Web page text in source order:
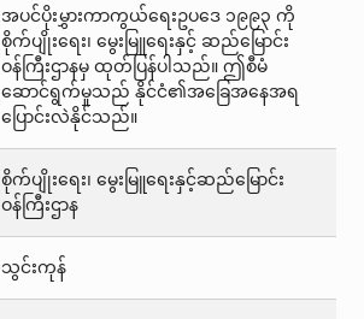
အပင်ပိုးမွှားကာကွယ်ရေးဥပဒေ ၁၉၉၃ ကို
စိုက်ပျိုးရေး၊ မွေးမြူရေးနှင့် ဆည်မြောင်း
ဝန်ကြီးဌာနမှ ထုတ်ပြန်ပါသည်။ ဤစီမံ
ဆောင်ရွက်မှုသည် နိုင်ငံ၏အခြေအနေအရ
ပြောင်းလဲနိုင်သည်။
စိုက်ပျိုးရေး၊ မွေးမြူရေးနှင့်ဆည်မြောင်း
ဝန်ကြီးဌာန
သွင်းကုန်